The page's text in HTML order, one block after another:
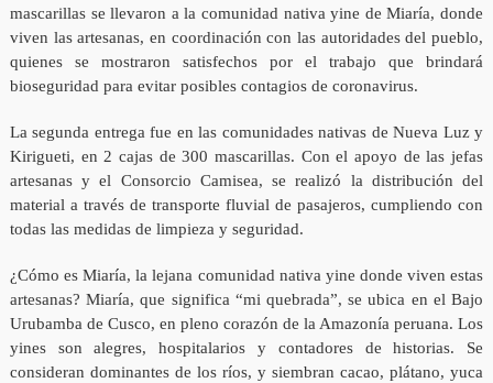
mascarillas se llevaron a la comunidad nativa yine de Miaría, donde
viven las artesanas, en coordinación con las autoridades del pueblo,
quienes se mostraron satisfechos por el trabajo que brindará
bioseguridad para evitar posibles contagios de coronavirus.
La segunda entrega fue en las comunidades nativas de Nueva Luz y
Kirigueti, en 2 cajas de 300 mascarillas. Con el apoyo de las jefas
artesanas y el Consorcio Camisea, se realizó la distribución del
material a través de transporte fluvial de pasajeros, cumpliendo con
todas las medidas de limpieza y seguridad.
¿Cómo es Miaría, la lejana comunidad nativa yine donde viven estas
artesanas? Miaría, que significa “mi quebrada”, se ubica en el Bajo
Urubamba de Cusco, en pleno corazón de la Amazonía peruana. Los
yines son alegres, hospitalarios y contadores de historias. Se
consideran dominantes de los ríos, y siembran cacao, plátano, yuca